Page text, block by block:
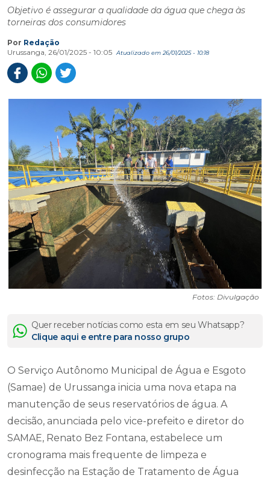
Objetivo é assegurar a qualidade da água que chega às
torneiras dos consumidores
Por Redação
Urussanga, 26/01/2025 - 10:05
Atualizado em 26/01/2025 - 10:18
Fotos: Divulgação
Quer receber notícias como esta em seu Whatsapp?
Clique aqui e entre para nosso grupo
O Serviço Autônomo Municipal de Água e Esgoto
(Samae) de Urussanga inicia uma nova etapa na
manutenção de seus reservatórios de água. A
decisão, anunciada pelo vice-prefeito e diretor do
SAMAE, Renato Bez Fontana, estabelece um
cronograma mais frequente de limpeza e
desinfecção na Estação de Tratamento de Água